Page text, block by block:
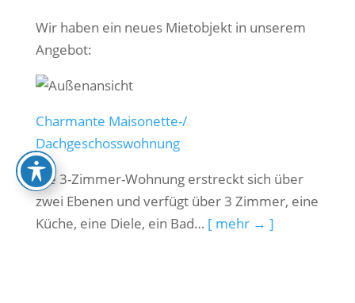
Wir haben ein neues Mietobjekt in unserem
Angebot:
Charmante Maisonette-/
Dachgeschosswohnung
Die 3-Zimmer-Wohnung erstreckt sich über
zwei Ebenen und verfügt über 3 Zimmer, eine
Küche, eine Diele, ein Bad… [ mehr → ]